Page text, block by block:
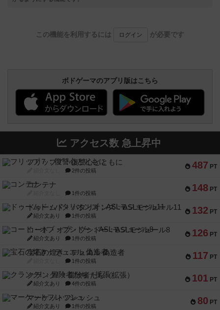
この機能を利用するには ログイン が必要です
ボドゲーマのアプリ版はこちら
アクセス数 急上昇中
487 PT
フリップ７：復讐心とともに
2件の投稿
148 PT
コンテナ
1件の投稿
132 PT
ドゥームド・バタリオンズ：ASLモジュール11
紹介文あり 1件の投稿
126 PT
コード・オブ・ブシドー：ASLモジュール8
紹介文あり 1件の投稿
117 PT
宝石の煌き：デュエル 偽造者
1件の投稿
101 PT
クランク! ：冒険者たち（拡張）
紹介文あり 4件の投稿
80 PT
マーケットフレッシュ
紹介文あり 1件の投稿